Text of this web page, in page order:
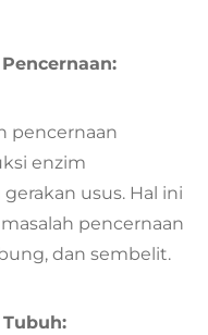
pencernaan
enzim
usus. Hal ini
pencernaan
dan sembelit.